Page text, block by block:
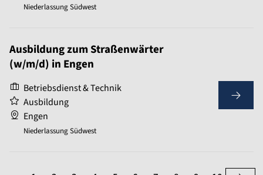
Niederlassung Südwest
Ausbildung zum Straßenwärter
(w/m/d) in Engen
Betriebsdienst & Technik
Ausbildung
Engen
Niederlassung Südwest